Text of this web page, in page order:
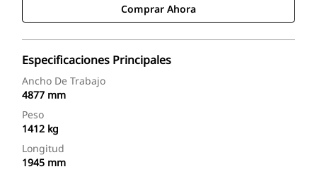
Comprar Ahora
Especificaciones Principales
Ancho De Trabajo
4877 mm
Peso
1412 kg
Longitud
1945 mm